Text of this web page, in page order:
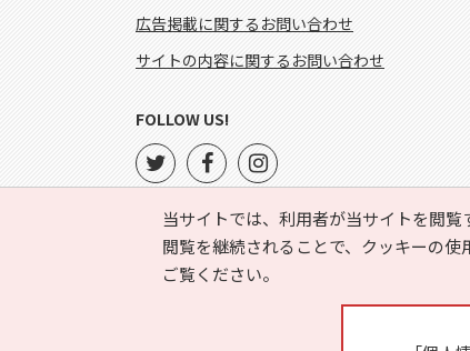
当サイトでは、利用者が当サイトを閲
閲覧を継続されることで、クッキーの使
ご覧ください。
広告掲載に関するお問い合わせ
サイトの内容に関するお問い合わせ
FOLLOW US!